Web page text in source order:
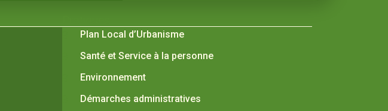
Plan Local d’Urbanisme
Santé et Service à la personne
Environnement
Démarches administratives